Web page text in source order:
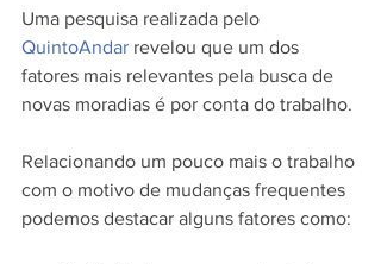
Uma pesquisa realizada pelo
QuintoAndar revelou que um dos
fatores mais relevantes pela busca de
novas moradias é por conta do trabalho.
Relacionando um pouco mais o trabalho
com o motivo de mudanças frequentes
podemos destacar alguns fatores como: